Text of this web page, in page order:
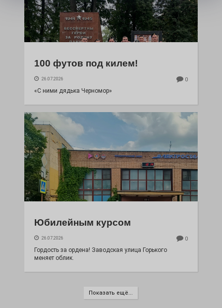
100 футов под килем!
26.07.2026 0
«С ними дядька Черномор»
Юбилейным курсом
26.07.2026 0
Гордость за ордена! Заводская улица Горького
меняет облик.
Показать ещё...